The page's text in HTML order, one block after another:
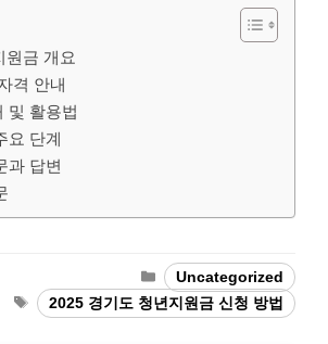
원금 개요
격 안내
및 활용법
요 단계
과 답변
Categories
Uncategorized
Tags
2025 경기도 청년지원금 신청 방법